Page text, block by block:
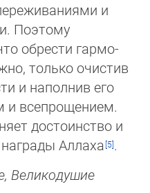
и
Поэтому
обрести гар­мо­
только очистив
и наполнив его
и все­про­ще­ни­ем.
достоинство и
Аллаха
.
Великодушие